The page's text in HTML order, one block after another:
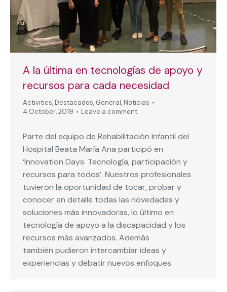
A la última en tecnologías de apoyo y
recursos para cada necesidad
Activities, Destacados, General, Noticias
4 October, 2019
Leave a comment
Parte del equipo de Rehabilitación Infantil del
Hospital Beata María Ana participó en
‘Innovation Days: Tecnología, participación y
recursos para todos’. Nuestros profesionales
tuvieron la oportunidad de tocar, probar y
conocer en detalle todas las novedades y
soluciones más innovadoras, lo último en
tecnología de apoyo a la discapacidad y los
recursos más avanzados. Además
también pudieron intercambiar ideas y
experiencias y debatir nuevos enfoques.